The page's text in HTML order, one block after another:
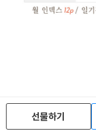
선물하기